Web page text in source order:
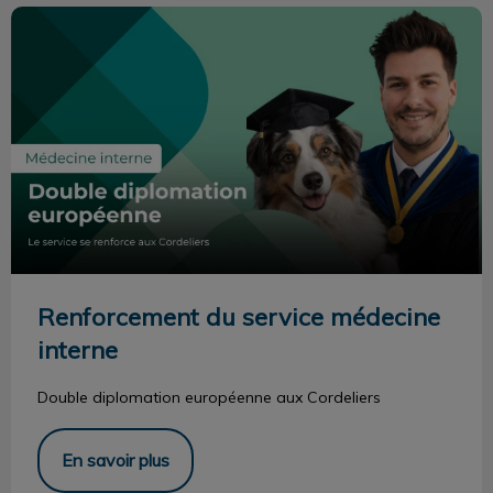
Renforcement du service médecine interne
Renforcement du service médecine
interne
Double diplomation européenne aux Cordeliers
En savoir plus